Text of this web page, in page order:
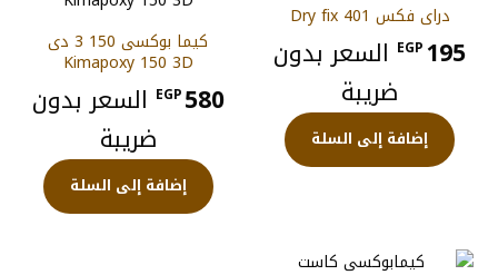
دراى فكس 401 Dry fix
EGP 195
السعر بدون
ضريبة
إضافة إلى السلة
كيما بوكسى 150 3 دى
Kimapoxy 150 3D
EGP580
السعر بدون
ضريبة
إضافة إلى السلة